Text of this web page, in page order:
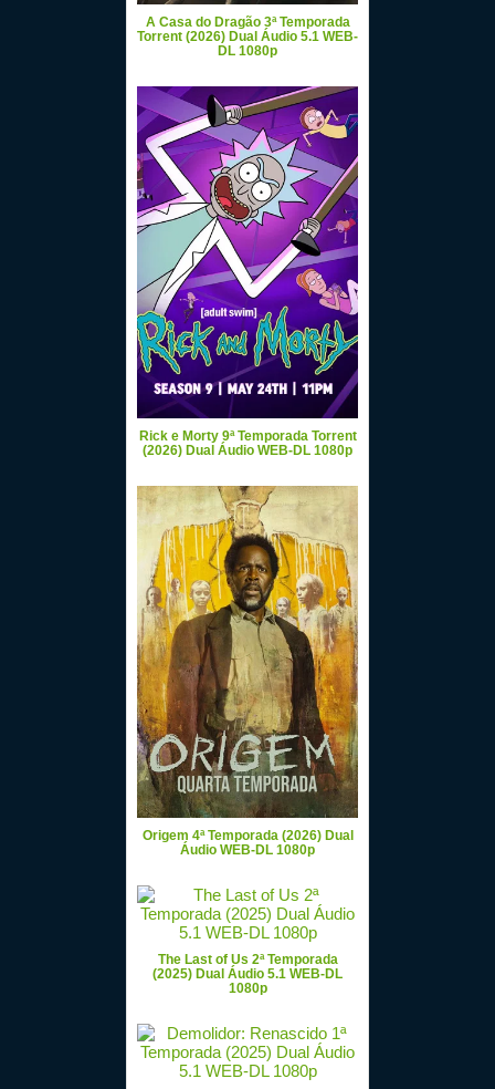
A Casa do Dragão 3ª Temporada
Torrent (2026) Dual Áudio 5.1 WEB-
DL 1080p
Rick e Morty 9ª Temporada Torrent
(2026) Dual Áudio WEB-DL 1080p
Origem 4ª Temporada (2026) Dual
Áudio WEB-DL 1080p
The Last of Us 2ª Temporada
(2025) Dual Áudio 5.1 WEB-DL
1080p